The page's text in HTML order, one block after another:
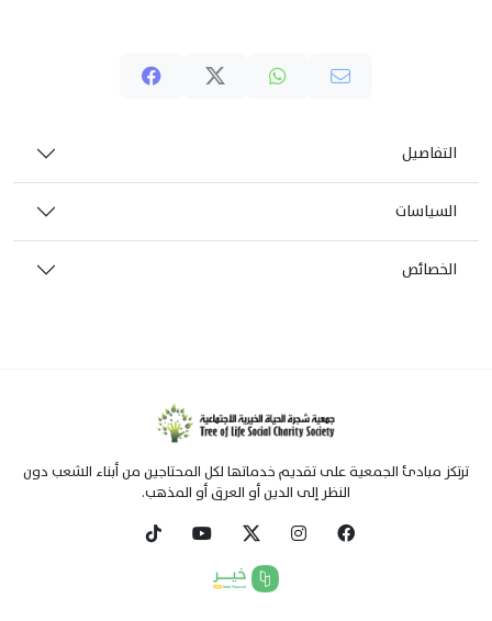
التفاصيل
السياسات
الخصائص
ترتكز مبادئ الجمعية على تقديم خدماتها لكل المحتاجين من أبناء الشعب دون
النظر إلى الدين أو العرق أو المذهب.